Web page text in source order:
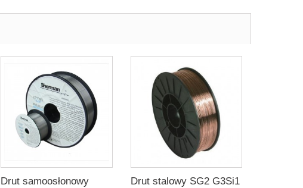
Drut samoosłonowy
Drut stalowy SG2 G3Si1